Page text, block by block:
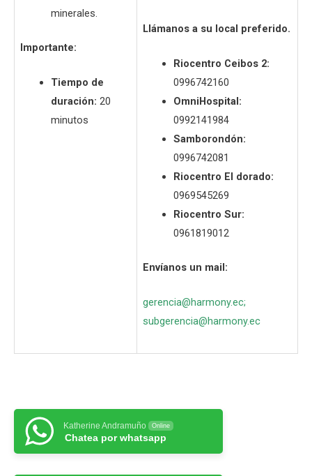
minerales.
Importante:
Tiempo de
duración: 20
minutos
Llámanos a su local preferido.
Riocentro Ceibos 2:
0996742160
OmniHospital:
0992141984
Samborondón:
0996742081
Riocentro El dorado:
0969545269
Riocentro Sur:
0961819012
Envíanos un mail:
gerencia@harmony.ec;
subgerencia@harmony.ec
Katherine Andramuño Online
Chatea por whatsapp